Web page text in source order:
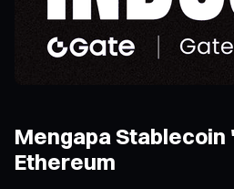
Mengapa
Ethereum